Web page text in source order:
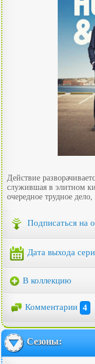
Действие
служившая в элитном
очередное трудное
Подписаться на
Дата выхода
В коллекцию
Комментарии 4
Сезоны: